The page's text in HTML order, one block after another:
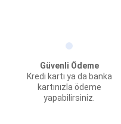
Güvenli Ödeme
Kredi kartı ya da banka
kartınızla ödeme
yapabilirsiniz.